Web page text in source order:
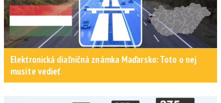
Elektronická diaľničná známka Maďarsko: Toto o nej
musíte vedieť